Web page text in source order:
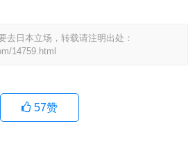
去日本立场，转载请注明出处：
14759.html
57赞